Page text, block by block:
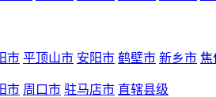
市 平顶山市 安阳市 鹤壁市 新乡市 焦
市 周口市 驻马店市 直辖县级